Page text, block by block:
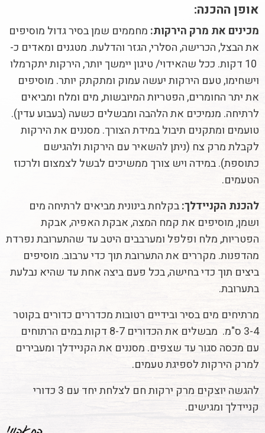
אופן ההכנה:
מכינים את מרק הירקות: מחממים שמן בסיר גדול מוסיפים
את הבצל, הכרישה, הסלרי, הגזר והדלעת. מטגנים ומאדים כ-
10 דקות. ככל שהאידוי/ טיגון יימשך יותר, הירקות יתקרמלו
וישחימו, טעם הירקות יעשה עמוק ומתקתק יותר. מוסיפים
את יתר החומרים, הפטריות המיובשות, מים ומלח ומביאים
לרתיחה. מנמיכים את הלהבה ומבשלים כשעה (בעבוע עדין).
טועמים ומתקנים תיבול במידת הצורך. מסננים את הירקות
לקבלת מרק צח (ניתן להשאיר עם הירקות ולהגישם
כתוספת). במידה ויש צורך ממשיכים לבשל לצמצום ולרכוז
הטעמים.
להכנת הקניידלך:בקלחת בינונית מביאים לרתיחה מים
ושמן, מוסיפים את קמח המצה, אבקת האפיה, אבקת
הפטריות, מלח ופלפל ומערבבים היטב עד שהתערובת נפרדת
מהדפנות. מקררים את התערובת תוך כדי ערבוב. מוסיפים
ביצים תוך כדי בחישה, בכל פעם ביצה אחת עד שהיא נבלעת
בתערובת.
מרתיחים מים בסיר ובידיים רטובות מכדררים כדורים בקוטר
3-4 ס"מ. מבשלים את הכדורים 8-7 דקות במים הרתוחים
עם מכסה סגור עד שצפים. מסננים את הקניידלך ומעבירים
למרק הירקות לספיגת טעמים.
להגשה יוצקים מרק ירקות חם לצלחת יחד עם 3 כדורי
קניידלך ומגישים.